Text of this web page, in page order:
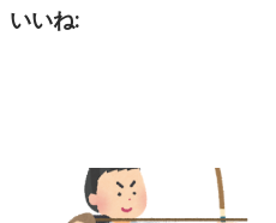
いいね: